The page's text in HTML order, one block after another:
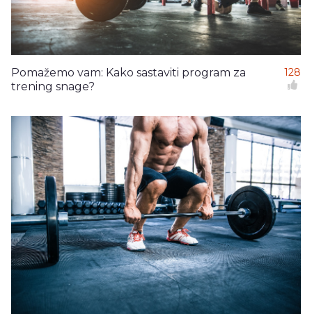
Pomažemo vam: Kako sastaviti program za
trening snage?
128